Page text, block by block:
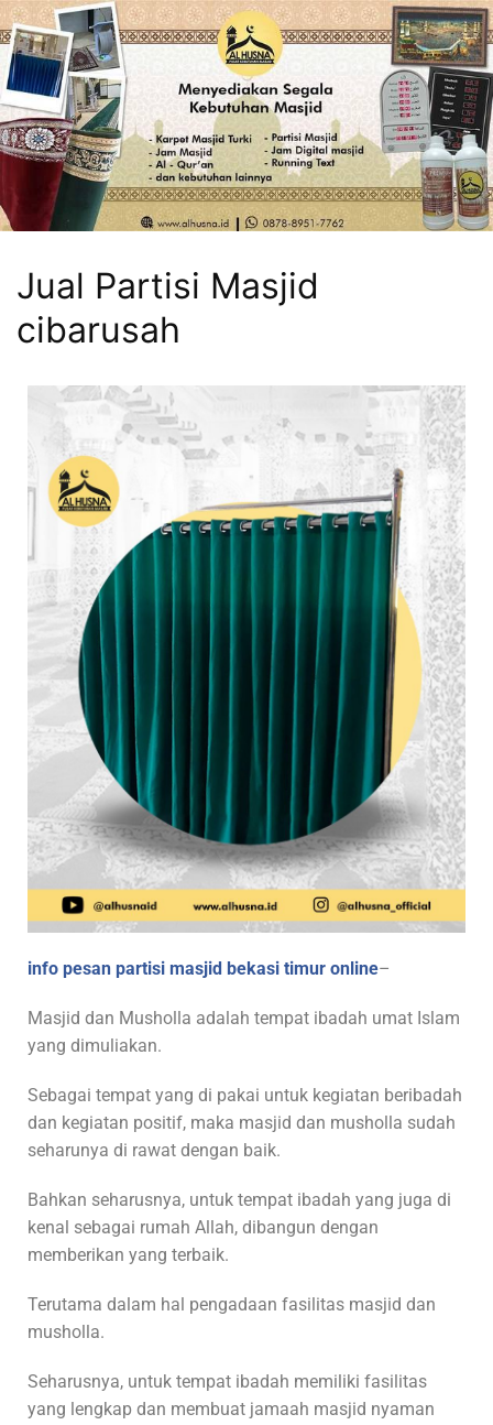
Jual Partisi Masjid
cibarusah
info pesan partisi masjid bekasi timur online–
Masjid dan Musholla adalah tempat ibadah umat Islam
yang dimuliakan.
Sebagai tempat yang di pakai untuk kegiatan beribadah
dan kegiatan positif, maka masjid dan musholla sudah
seharunya di rawat dengan baik.
Bahkan seharusnya, untuk tempat ibadah yang juga di
kenal sebagai rumah Allah, dibangun dengan
memberikan yang terbaik.
Terutama dalam hal pengadaan fasilitas masjid dan
musholla.
Seharusnya, untuk tempat ibadah memiliki fasilitas
yang lengkap dan membuat jamaah masjid nyaman